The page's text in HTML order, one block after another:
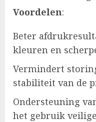
Voordelen:
Beter
kleuren en
Vermindert
stabiliteit van de
Ondersteuning
het gebruik